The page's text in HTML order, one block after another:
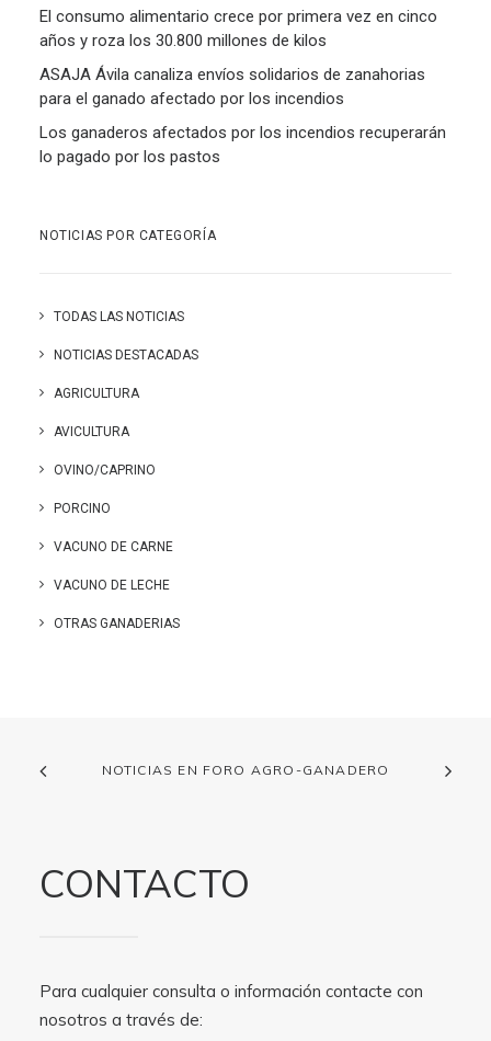
El consumo alimentario crece por primera vez en cinco
años y roza los 30.800 millones de kilos
ASAJA Ávila canaliza envíos solidarios de zanahorias
para el ganado afectado por los incendios
Los ganaderos afectados por los incendios recuperarán
lo pagado por los pastos
NOTICIAS POR CATEGORÍA
TODAS LAS NOTICIAS
NOTICIAS DESTACADAS
AGRICULTURA
AVICULTURA
OVINO/CAPRINO
PORCINO
VACUNO DE CARNE
VACUNO DE LECHE
OTRAS GANADERIAS
NOTICIAS EN FORO AGRO-GANADERO
CONTACTO
Para cualquier consulta o información contacte con
nosotros a través de: